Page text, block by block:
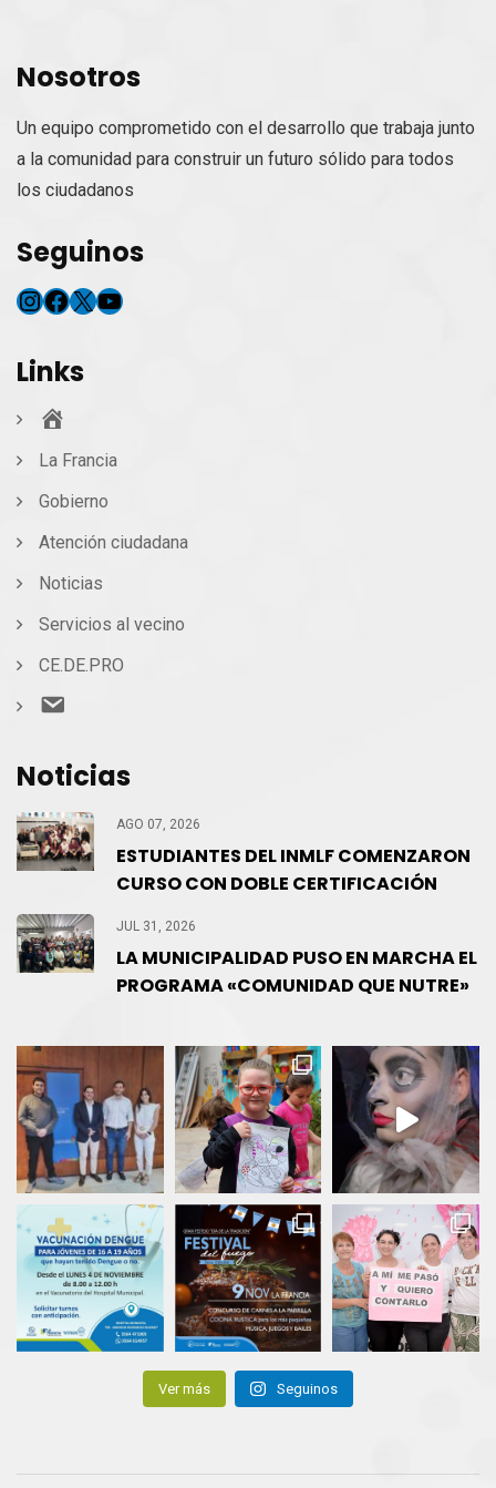
Nosotros
Un equipo comprometido con el desarrollo que trabaja junto
a la comunidad para construir un futuro sólido para todos
los ciudadanos
Seguinos
Instagram
Facebook
X YouTube
Links
La Francia
Gobierno
Atención ciudadana
Noticias
Servicios al vecino
CE.DE.PRO
Noticias
AGO 07, 2026
ESTUDIANTES DEL INMLF COMENZARON
CURSO CON DOBLE CERTIFICACIÓN
JUL 31, 2026
LA MUNICIPALIDAD PUSO EN MARCHA EL
PROGRAMA «COMUNIDAD QUE NUTRE»
Ver más Seguinos